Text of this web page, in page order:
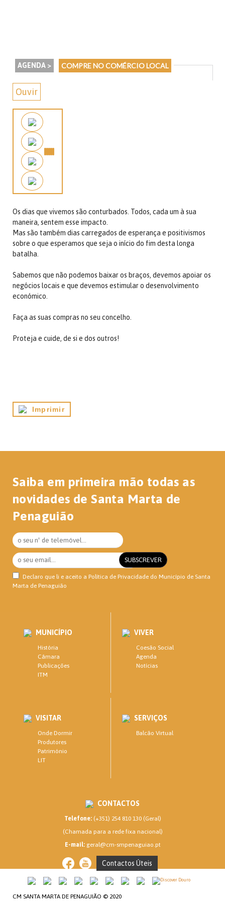
AGENDA > COMPRE NO COMÉRCIO LOCAL
Ouvir
Os dias que vivemos são conturbados. Todos, cada um à sua
maneira, sentem esse impacto.
Mas são também dias carregados de esperança e positivismos
sobre o que esperamos que seja o início do fim desta longa
batalha.
Sabemos que não podemos baixar os braços, devemos apoiar os
negócios locais e que devemos estimular o desenvolvimento
económico.
Faça as suas compras no seu concelho.
Proteja e cuide, de si e dos outros!
Imprimir
Saiba em primeira mão todas as
novidades de Santa Marta de
Penaguião
Declaro que li e aceito a Política de Privacidade do Município de Santa
Marta de Penaguião
MUNICÍPIO
História
Câmara
Publicações
ITM
VIVER
Coesão Social
Agenda
Notícias
VISITAR
Onde Dormir
Produtores
Património
LIT
SERVIÇOS
Balcão Virtual
CONTACTOS
Telefone:(+351) 254 810 130 (Geral)
(Chamada para a rede fixa nacional)
E-mail:geral@cm-smpenaguiao.pt
Contactos Úteis
CM SANTA MARTA DE PENAGUIÃO © 2020